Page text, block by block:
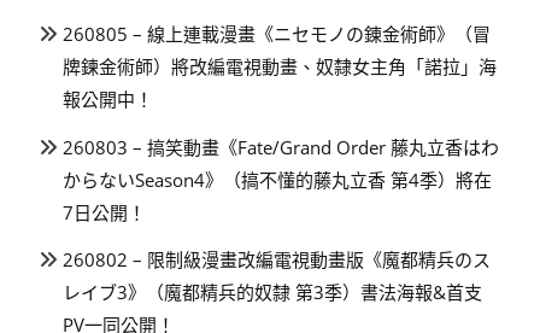
260805 – 線上連載漫畫《ニセモノの錬金術師》（冒
牌鍊金術師）將改編電視動畫、奴隸女主角「諾拉」海
報公開中！
260803 – 搞笑動畫《Fate/Grand Order 藤丸立香はわ
からないSeason4》（搞不懂的藤丸立香 第4季）將在
7日公開！
260802 – 限制級漫畫改編電視動畫版《魔都精兵のス
レイブ3》（魔都精兵的奴隸 第3季）書法海報&首支
PV一同公開！